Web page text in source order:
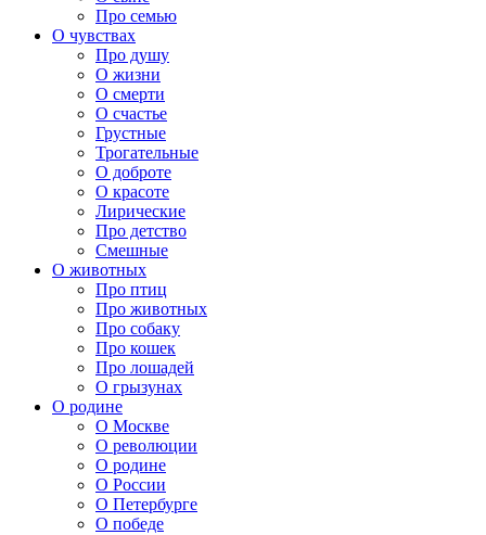
Про семью
О чувствах
Про душу
О жизни
О смерти
О счастье
Грустные
Трогательные
О доброте
О красоте
Лирические
Про детство
Смешные
О животных
Про птиц
Про животных
Про собаку
Про кошек
Про лошадей
О грызунах
О родине
О Москве
О революции
О родине
О России
О Петербурге
О победе